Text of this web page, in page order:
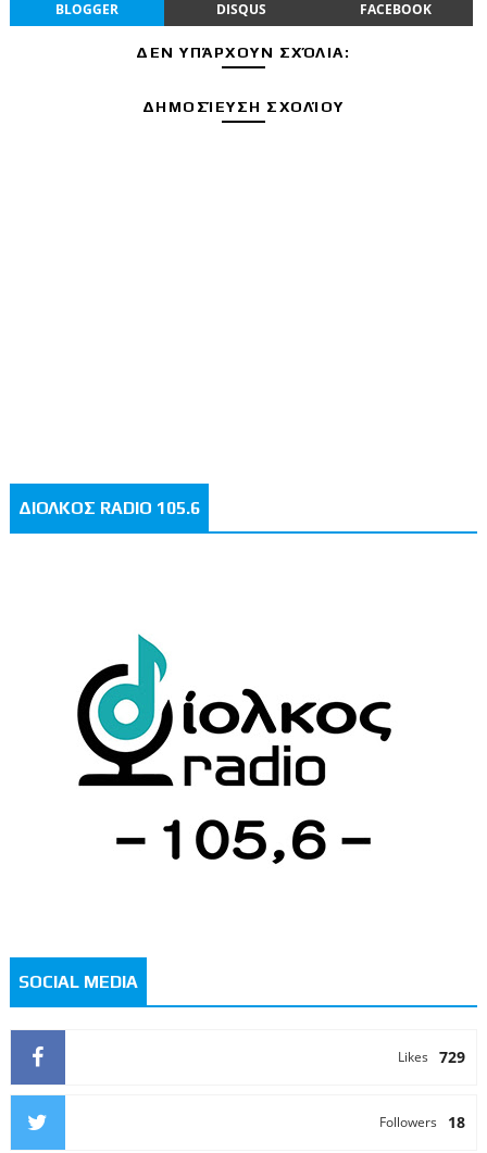
BLOGGER DISQUS FACEBOOK
ΔΕΝ ΥΠΆΡΧΟΥΝ ΣΧΌΛΙΑ:
ΔΗΜΟΣΊΕΥΣΗ ΣΧΟΛΊΟΥ
ΔΙΟΛΚΟΣ RADIO 105.6
SOCIAL MEDIA
729
Likes
18
Followers